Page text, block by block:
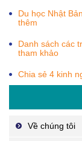
Du học Nhật
thêm
Danh sách các
tham khảo
Chia sẻ 4 kinh
Về chúng tôi